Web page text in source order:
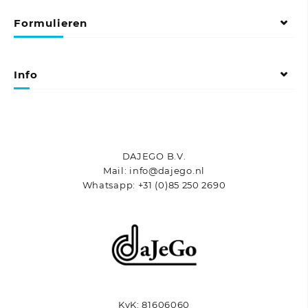
Deze
optie
gekozen
Formulieren
Info
DAJEGO B.V.
Mail: info@dajego.nl
Whatsapp: +31 (0)85 250 2690
KvK: 81606060